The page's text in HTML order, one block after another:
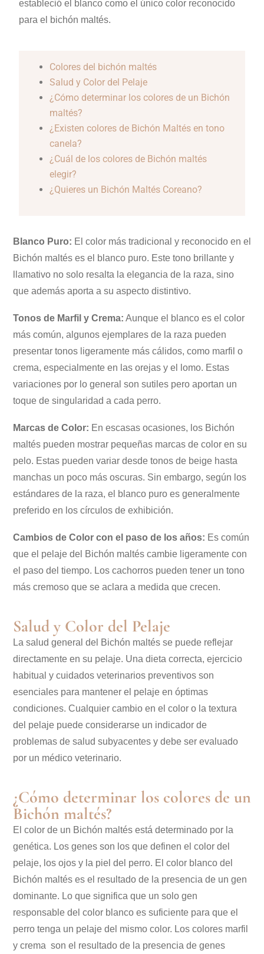
estableció el blanco como el único color reconocido
para el bichón maltés.
Colores del bichón maltés
Salud y Color del Pelaje
¿Cómo determinar los colores de un Bichón
maltés?
¿Existen colores de Bichón Maltés en tono
canela?
¿Cuál de los colores de Bichón maltés
elegir?
¿Quieres un Bichón Maltés Coreano?
Blanco Puro: El color más tradicional y reconocido en el
Bichón maltés es el blanco puro. Este tono brillante y
llamativo no solo resalta la elegancia de la raza, sino
que además aporta a su aspecto distintivo.
Tonos de Marfil y Crema: Aunque el blanco es el color
más común, algunos ejemplares de la raza pueden
presentar tonos ligeramente más cálidos, como marfil o
crema, especialmente en las orejas y el lomo. Estas
variaciones por lo general son sutiles pero aportan un
toque de singularidad a cada perro.
Marcas de Color: En escasas ocasiones, los Bichón
maltés pueden mostrar pequeñas marcas de color en su
pelo. Estas pueden variar desde tonos de beige hasta
manchas un poco más oscuras. Sin embargo, según los
estándares de la raza, el blanco puro es generalmente
preferido en los círculos de exhibición.
Cambios de Color con el paso de los años: Es común
que el pelaje del Bichón maltés cambie ligeramente con
el paso del tiempo. Los cachorros pueden tener un tono
más cremoso que se aclara a medida que crecen.
Salud y Color del Pelaje
La salud general del Bichón maltés se puede reflejar
directamente en su pelaje. Una dieta correcta, ejercicio
habitual y cuidados veterinarios preventivos son
esenciales para mantener el pelaje en óptimas
condiciones. Cualquier cambio en el color o la textura
del pelaje puede considerarse un indicador de
problemas de salud subyacentes y debe ser evaluado
por un médico veterinario.
¿Cómo determinar los colores de un
Bichón maltés?
El color de un Bichón maltés está determinado por la
genética. Los genes son los que definen el color del
pelaje, los ojos y la piel del perro. El color blanco del
Bichón maltés es el resultado de la presencia de un gen
dominante. Lo que significa que un solo gen
responsable del color blanco es suficiente para que el
perro tenga un pelaje del mismo color. Los colores marfil
y crema son el resultado de la presencia de genes